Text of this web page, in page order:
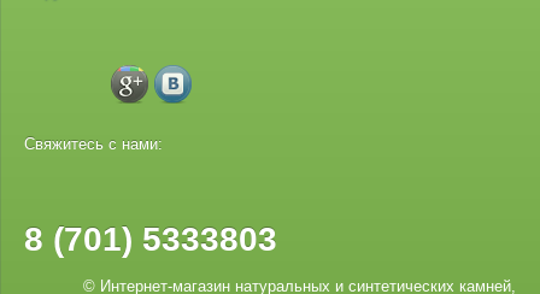
Свяжитесь с нами:
8 (701) 5333803
© Интернет-магазин натуральных и синтетических камней,